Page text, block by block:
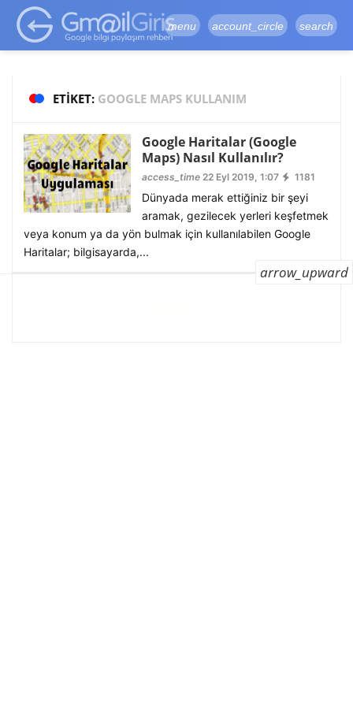
google-site-
verification=vqSI0upH550kabR5X8xpjMYieaXmuBueYgCJBW3uetM
menu account_circle search
ETIKET: GOOGLE MAPS KULLANIM
Google Haritalar (Google
Maps) Nasıl Kullanılır?
access_time22 Eyl 2019, 1:07 1181
Dünyada merak ettiğiniz bir şeyi
aramak, gezilecek yerleri keşfetmek
veya konum ya da yön bulmak için kullanılabilen Google
Haritalar; bilgisayarda,...
arrow_upward